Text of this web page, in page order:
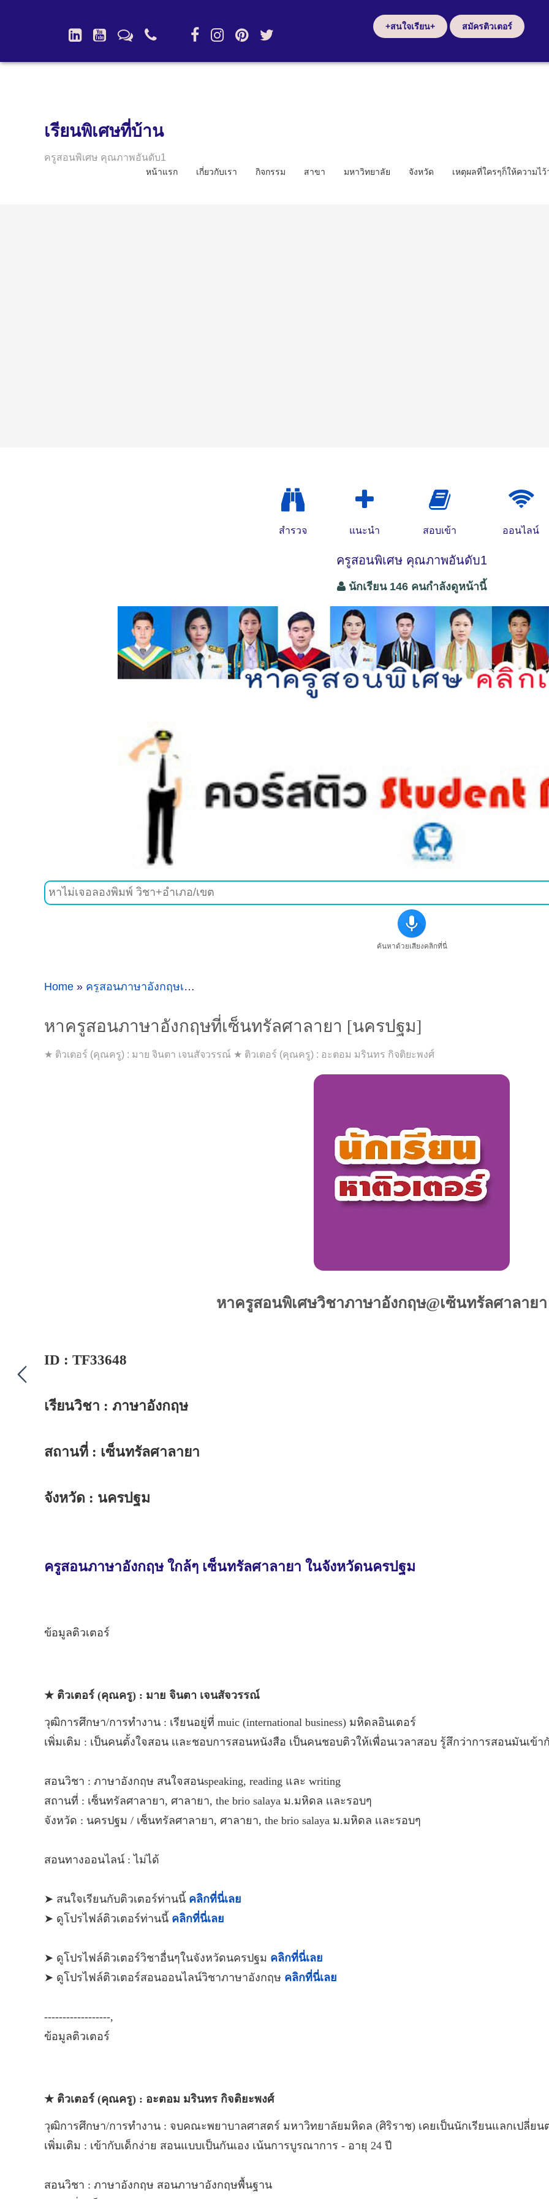
+สนใจเรียน+ สมัครติวเตอร์
เรียนพิเศษที่บ้าน
ครูสอนพิเศษ คุณภาพอันดับ1
หน้าแรก เกี่ยวกับเรา กิจกรรม สาขา มหาวิทยาลัย จังหวัด เหตุผลที่ใครๆก็ให้ความไว้
สำรวจ แนะนำ สอบเข้า ออนไลน์
ครูสอนพิเศษ คุณภาพอันดับ1
นักเรียน 146 คนกำลังดูหน้านี้
ค้นหาด้วยเสียงคลิกที่นี่
Home » ครูสอนภาษาอังกฤษเซ็นทรัลศาลายา
หาครูสอนภาษาอังกฤษที่เซ็นทรัลศาลายา [นครปฐม]
★ ติวเตอร์ (คุณครู) : มาย จินตา เจนสัจวรรณ์ ★ ติวเตอร์ (คุณครู) : อะตอม มรินทร กิจติยะพงศ์
หาครูสอนพิเศษวิชาภาษาอังกฤษ@เซ็นทรัลศาลาย
ID : TF33648
เรียนวิชา : ภาษาอังกฤษ
สถานที่ : เซ็นทรัลศาลายา
จังหวัด : นครปฐม
ครูสอนภาษาอังกฤษ ใกล้ๆ เซ็นทรัลศาลายา ในจังหวัดนครปฐม
ข้อมูลติวเตอร์
★ ติวเตอร์ (คุณครู) : มาย จินตา เจนสัจวรรณ์
วุฒิการศึกษา/การทำงาน : เรียนอยู่ที่ muic (international business) มหิดลอินเตอร์
เพิ่มเติม : เป็นคนตั้งใจสอน เเละชอบการสอนหนังสือ เป็นคนชอบติวให้เพื่อนเวลาสอบ รู้สึกว่าการสอนมันเข้
สอนวิชา : ภาษาอังกฤษ สนใจสอนspeaking, reading และ writing
สถานที่ : เซ็นทรัลศาลายา, ศาลายา, the brio salaya ม.มหิดล เเละรอบๆ
จังหวัด : นครปฐม / เซ็นทรัลศาลายา, ศาลายา, the brio salaya ม.มหิดล เเละรอบๆ
สอนทางออนไลน์ : ไม่ได้
➤ สนใจเรียนกับติวเตอร์ท่านนี้ คลิกที่นี่เลย
➤ ดูโปรไฟล์ติวเตอร์ท่านนี้ คลิกที่นี่เลย
➤ ดูโปรไฟล์ติวเตอร์วิชาอื่นๆในจังหวัดนครปฐม คลิกที่นี่เลย
➤ ดูโปรไฟล์ติวเตอร์สอนออนไลน์วิชาภาษาอังกฤษ คลิกที่นี่เลย
------------------,
ข้อมูลติวเตอร์
★ ติวเตอร์ (คุณครู) : อะตอม มรินทร กิจติยะพงศ์
วุฒิการศึกษา/การทำงาน : จบคณะพยาบาลศาสตร์ มหาวิทยาลัยมหิดล (ศิริราช) เคยเป็นนักเรียนแลกเปลี่ยน
เพิ่มเติม : เข้ากับเด็กง่าย สอนแบบเป็นกันเอง เน้นการบูรณาการ - อายุ 24 ปี
สอนวิชา : ภาษาอังกฤษ สอนภาษาอังกฤษพื้นฐาน